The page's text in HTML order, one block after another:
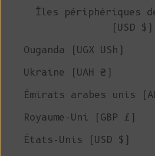
Îles périphériques
(USD $)
Ouganda (UGX USh)
Ukraine (UAH ₴)
Royaume-Uni (GBP £)
États-Unis (USD $)